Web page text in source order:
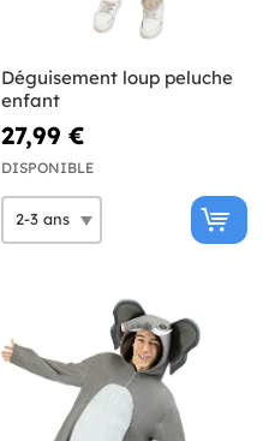
Déguisement loup peluche
enfant
27,99 €
DISPONIBLE